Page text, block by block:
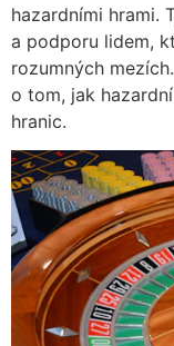
hazardními hrami.
a podporu lidem,
rozumných
o tom, jak
hranic.